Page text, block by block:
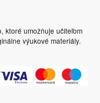
ktoré umožňuje učiteľom
výukové materiály.